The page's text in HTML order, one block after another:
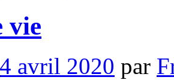
vie
4 avril 2020 par